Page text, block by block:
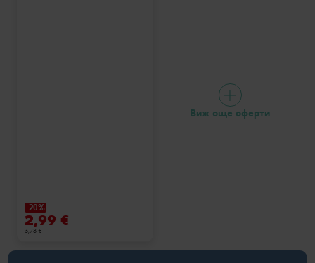
-20%
2,99 €
3,78 €
Виж още оферти